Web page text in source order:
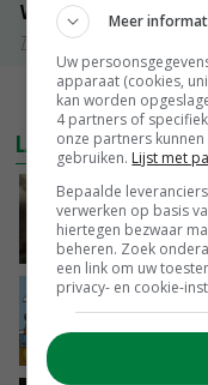
Volle melkpoeder
Zuivel NL
LAATSTE NIEUWS
groot:
Meer
Uw
apparaat (cookies,
kan worden
4 partners of
onze partners
gebruiken. Lijst met
Bepaalde
verwerken op basis
hiertegen bezwaar
beheren. Zoek
een link om uw
privacy- en cookie-